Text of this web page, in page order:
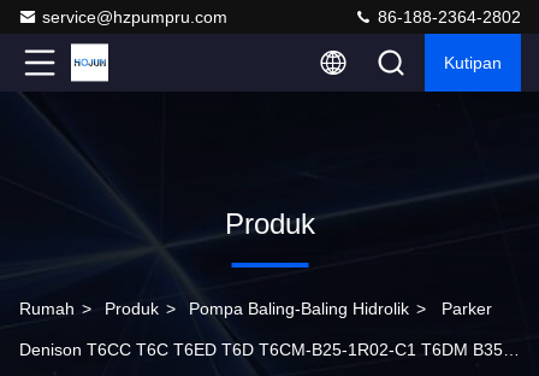
service@hzpumpru.com 86-188-2364-2802
Kutipan
Produk
Rumah > Produk > Pompa Baling-Baling Hidrolik > Parker
Denison T6CC T6C T6ED T6D T6CM-B25-1R02-C1 T6DM B35